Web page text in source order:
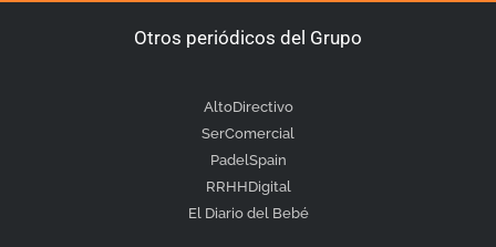
Otros periódicos del Grupo
AltoDirectivo
SerComercial
PadelSpain
RRHHDigital
El Diario del Bebé